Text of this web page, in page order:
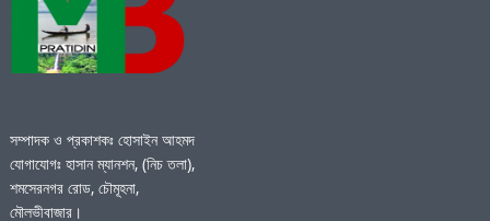
সম্পাদক ও প্রকাশকঃ হোসাইন আহমদ
যোগাযোগঃ হাসান ম্যানশন, (নিচ তলা),
শমসেরনগর রোড, চৌমূহনা,
মৌলভীবাজার।